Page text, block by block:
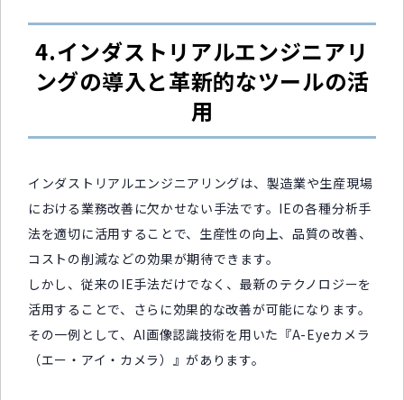
4.インダストリアルエンジニアリ
ングの導入と革新的なツールの活
用
インダストリアルエンジニアリングは、製造業や生産現場
における業務改善に欠かせない手法です。IEの各種分析手
法を適切に活用することで、生産性の向上、品質の改善、
コストの削減などの効果が期待できます。
しかし、従来のIE手法だけでなく、最新のテクノロジーを
活用することで、さらに効果的な改善が可能になります。
その一例として、AI画像認識技術を用いた『A-Eyeカメラ
（エー・アイ・カメラ）』があります。